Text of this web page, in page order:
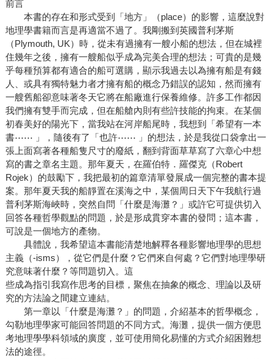
前言
本書的存在和形式受到「地方」（place）的影響，這麼說對
地理學書籍而言是再適當不過了。我剛搬到英國普利茅斯
（Plymouth, UK）時，從未有過擁有一艘小船的想法，但在城裡
住幾年之後，擁有一艘船似乎成為完美合理的想法；可貴的是幾
乎每種預算都有適合的船可選購，顯示我過去以為擁有船是有錢
人、或具有獨特魅力者才擁有船的概念乃錯誤的認知，然而擁有
一艘舊船卻意味著冬天它將在船廠進行保養維修。許多工作都因
我們擁有雙手而完成，但在船艙內則有些許技能的拘束。在某個
初春美好的陽光下，當我站在河岸船尾時，我想到「希望有一本
書⋯⋯ 」，隨後有了「也許⋯⋯ 」的想法，於是我從口袋拿出一
張上面寫著各種船隻尺寸的廢紙，翻到背面草草寫了六章心中想
寫的書之章名主題。那年夏天，在羅伯特．羅傑克（Robert
Rojek）的鼓勵下，我把最初的篇章清單發展成一個完整的書本提
案。那年夏天我的船靜置在溪海之中，某個周日天下午我航行過
普利茅斯海峽時，突然自問「什麼是海灘？」或許它可提供切入
回答各種哲學觀點的問題，於是形成貫穿本書的發問；這本書，
可說是一個地方的產物。
具體說，我希望這本書能清楚地解釋各種影響地理學的思想
主義（-isms），從它們是什麼？它們來自何處？它們對地理學研
究意味著什麼？等問題切入。這
些成為指引我寫作思考的目標，聚焦在抽象的概念、理論以及研
究的方法論之間建立連結。
第一章以「什麼是海灘？」的問題，介紹基本的哲學概念，
勾勒地理學家可能回答問題的不同方式。海灘，提供一個方便思
考地理學學科領域的廣度，並可使用簡化易懂的方式介紹困難想
法的途徑。